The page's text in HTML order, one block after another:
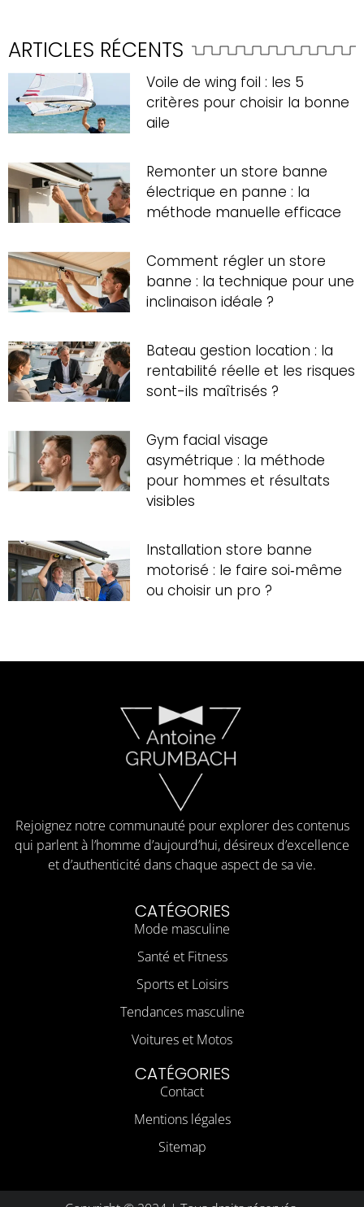
ARTICLES RÉCENTS
Voile de wing foil : les 5
critères pour choisir la bonne
aile
Remonter un store banne
électrique en panne : la
méthode manuelle efficace
Comment régler un store
banne : la technique pour une
inclinaison idéale ?
Bateau gestion location : la
rentabilité réelle et les risques
sont-ils maîtrisés ?
Gym facial visage
asymétrique : la méthode
pour hommes et résultats
visibles
Installation store banne
motorisé : le faire soi‑même
ou choisir un pro ?
Rejoignez notre communauté pour explorer des contenus
qui parlent à l’homme d’aujourd’hui, désireux d’excellence
et d’authenticité dans chaque aspect de sa vie.
CATÉGORIES
Mode masculine
Santé et Fitness
Sports et Loisirs
Tendances masculine
Voitures et Motos
CATÉGORIES
Contact
Mentions légales
Sitemap